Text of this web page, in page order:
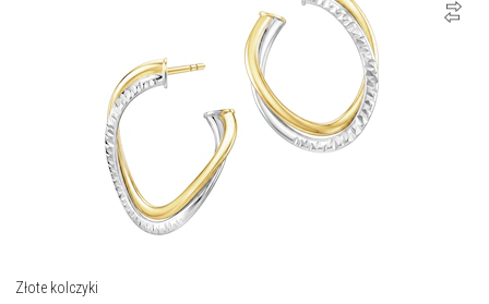
Złote kolczyki